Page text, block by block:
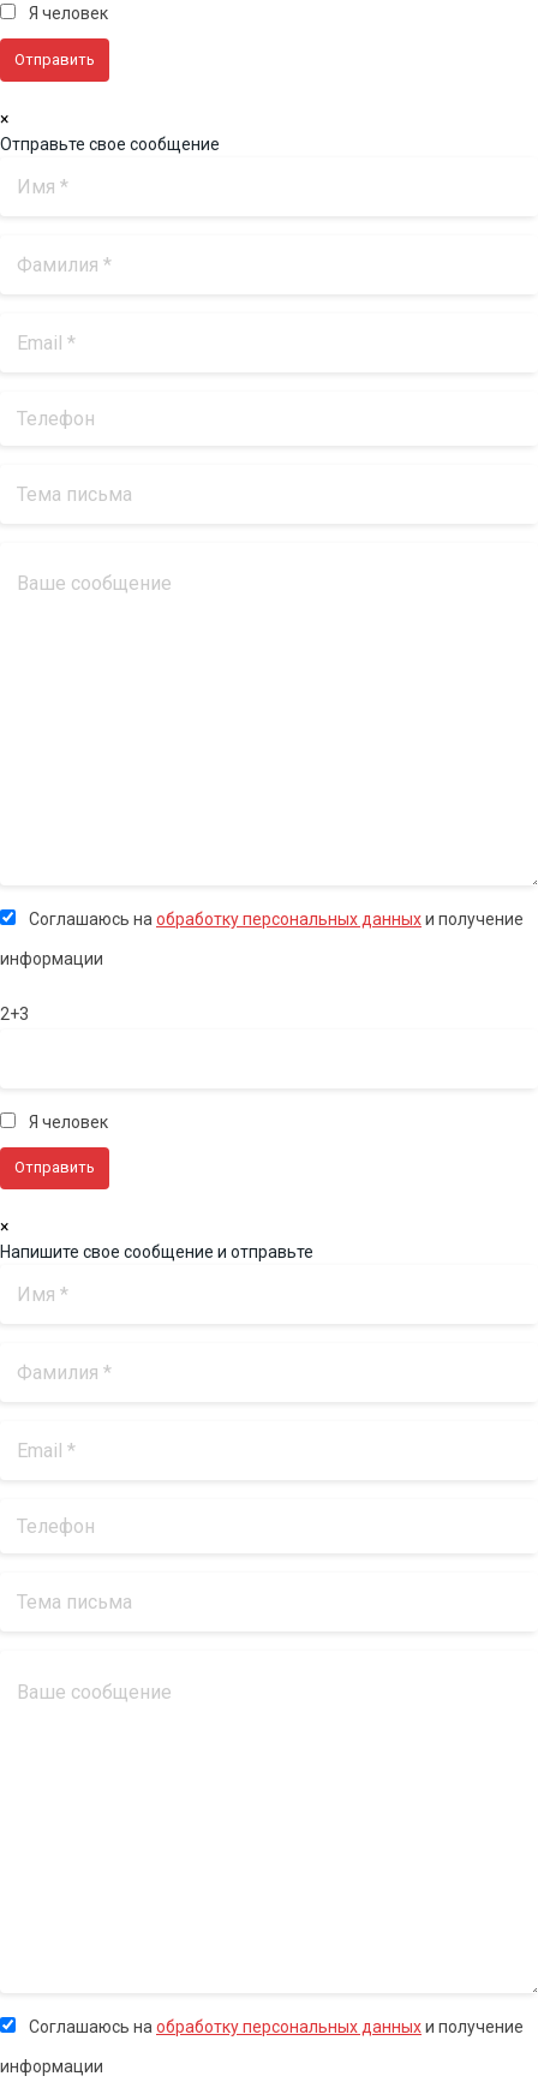
Я человек
×
Отправьте свое сообщение
Соглашаюсь на обработку персональных данныхи получение
информации
2+3
Я человек
×
Напишите свое сообщение и отправьте
Соглашаюсь на обработку персональных данныхи получение
информации